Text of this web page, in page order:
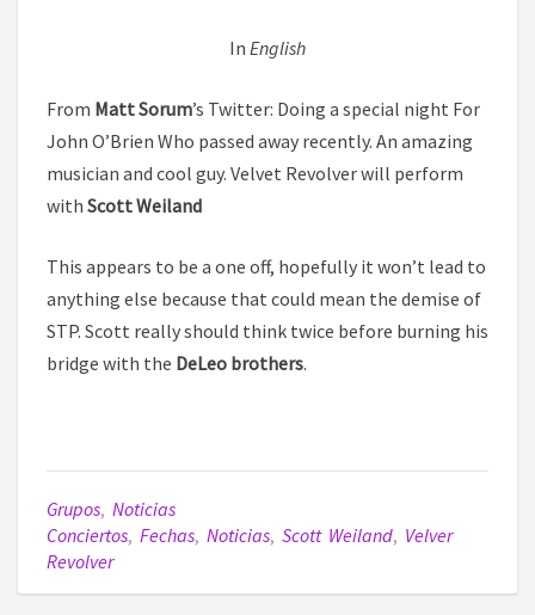
In English
From Matt Sorum’s Twitter: Doing a special night For
John O’Brien Who passed away recently. An amazing
musician and cool guy. Velvet Revolver will perform
with Scott Weiland
This appears to be a one off, hopefully it won’t lead to
anything else because that could mean the demise of
STP. Scott really should think twice before burning his
bridge with the DeLeo brothers.
Grupos, Noticias
Conciertos, Fechas, Noticias, Scott Weiland, Velver
Revolver